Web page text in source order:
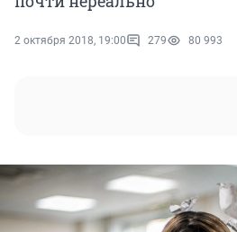
2 октября 2018, 19:00 279 80 993